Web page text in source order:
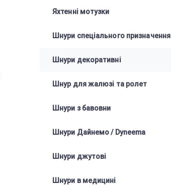
Яхтенні мотузки
Шнури спеціального призначення
Шнури декоративні
Шнур для жалюзі та ролет
Шнури з бавовни
Шнури Дайнемо / Dyneema
Шнури джутові
Шнури в медицині